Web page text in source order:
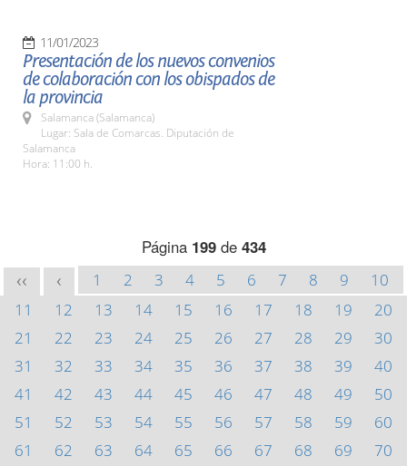
11/01/2023
Presentación de los nuevos convenios
de colaboración con los obispados de
la provincia
Salamanca (Salamanca)
Lugar: Sala de Comarcas. Diputación de
Salamanca
Hora: 11:00 h.
Página 199de 434
<< < 1 2 3 4 5 6 7 8 9
10
11
12 13 14 15 16 17 18 19
20
21
22 23 24 25 26 27 28 29
30
31
32 33 34 35 36 37 38 39
40
41
42 43 44 45 46 47 48 49
50
51
52 53 54 55 56 57 58 59
60
61
62 63 64 65 66 67 68 69
70